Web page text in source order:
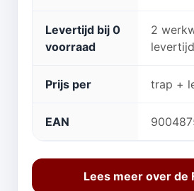
Levertijd bij 0
voorraad
2
Prijs per trap +
EAN
Lees meer over de